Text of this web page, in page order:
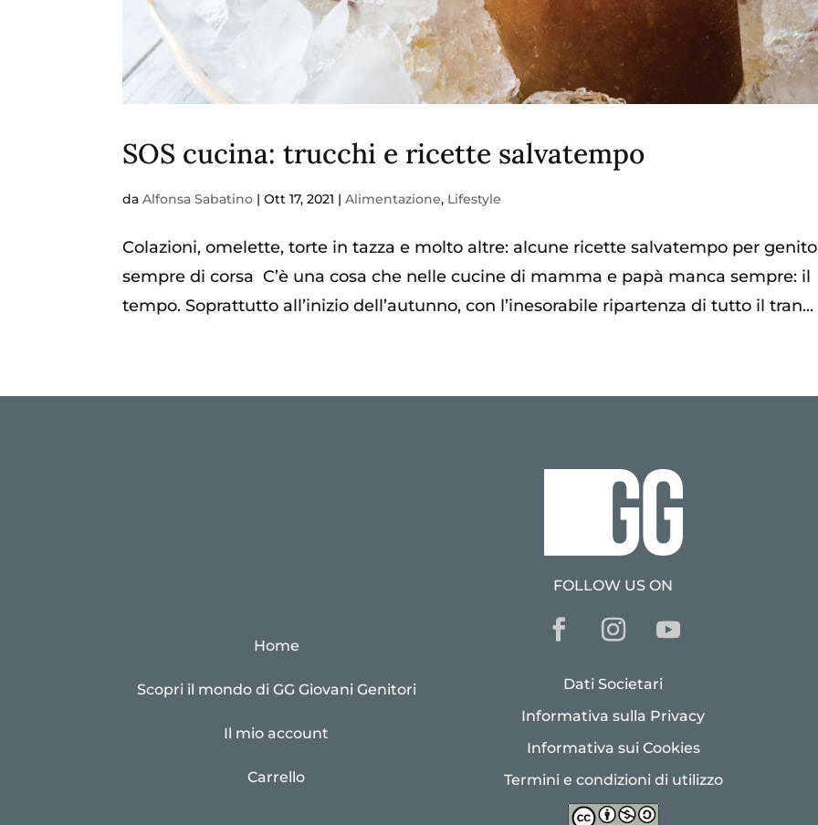
SOS cucina: trucchi e ricette salvatempo
daAlfonsa Sabatino |Ott 17, 2021 |Alimentazione, Lifestyle
Colazioni, omelette, torte in tazza e molto altre: alcune ricette salvatempo per
sempre di corsa C’è una cosa che nelle cucine di mamma e papà manca sempre: il
tempo. Soprattutto all’inizio dell’autunno, con l’inesorabile ripartenza di tutto il tran...
Home
Scopri il mondo di GG Giovani Genitori
Il mio account
Carrello
FOLLOW US ON
Dati Societari
Informativa sulla Privacy
Informativa sui Cookies
Termini e condizioni di utilizzo